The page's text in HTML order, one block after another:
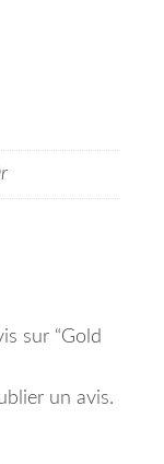
sur “Gold
un avis.